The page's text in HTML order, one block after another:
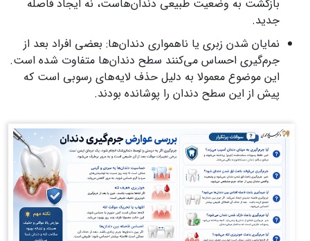
بازگشت به وضعیت طبیعی دندان‌هاست، نه ایجاد فاصله
جدید.
نمایان شدن زبری یا ناهمواری دندان‌ها: بعضی افراد بعد از
جرم‌گیری احساس می‌کنند سطح دندان‌ها متفاوت شده است.
این موضوع معمولا به دلیل حذف لایه‌های رسوبی است که
پیش از این سطح دندان را پوشانده بودند.